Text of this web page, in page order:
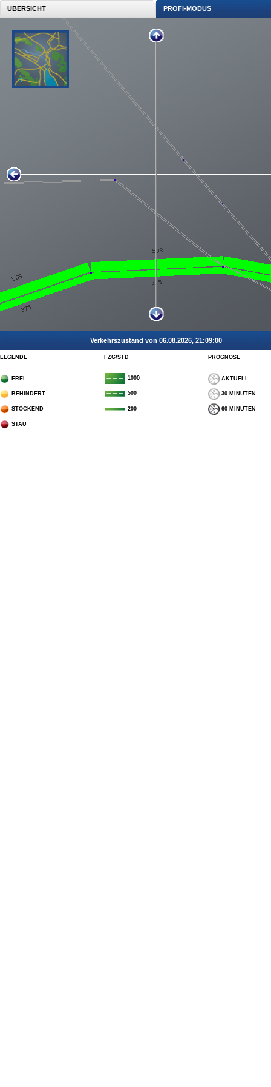
ÜBERSICHT PROFI-MODUS
Verkehrszustand von 06.08.2026, 21:09:00
LEGENDE FZG/STD PROGNOSE
FREI 1000 AKTUELL
BEHINDERT 500 30 MINUTEN
STOCKEND 200 60 MINUTEN
STAU